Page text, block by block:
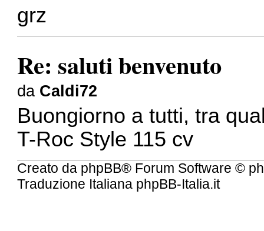
grz
Re: saluti benvenuto
da Caldi72
Buongiorno a tutti, tra
T-Roc Style 115 cv
Creato da phpBB® Forum Software ©
Traduzione Italiana phpBB-Italia.it